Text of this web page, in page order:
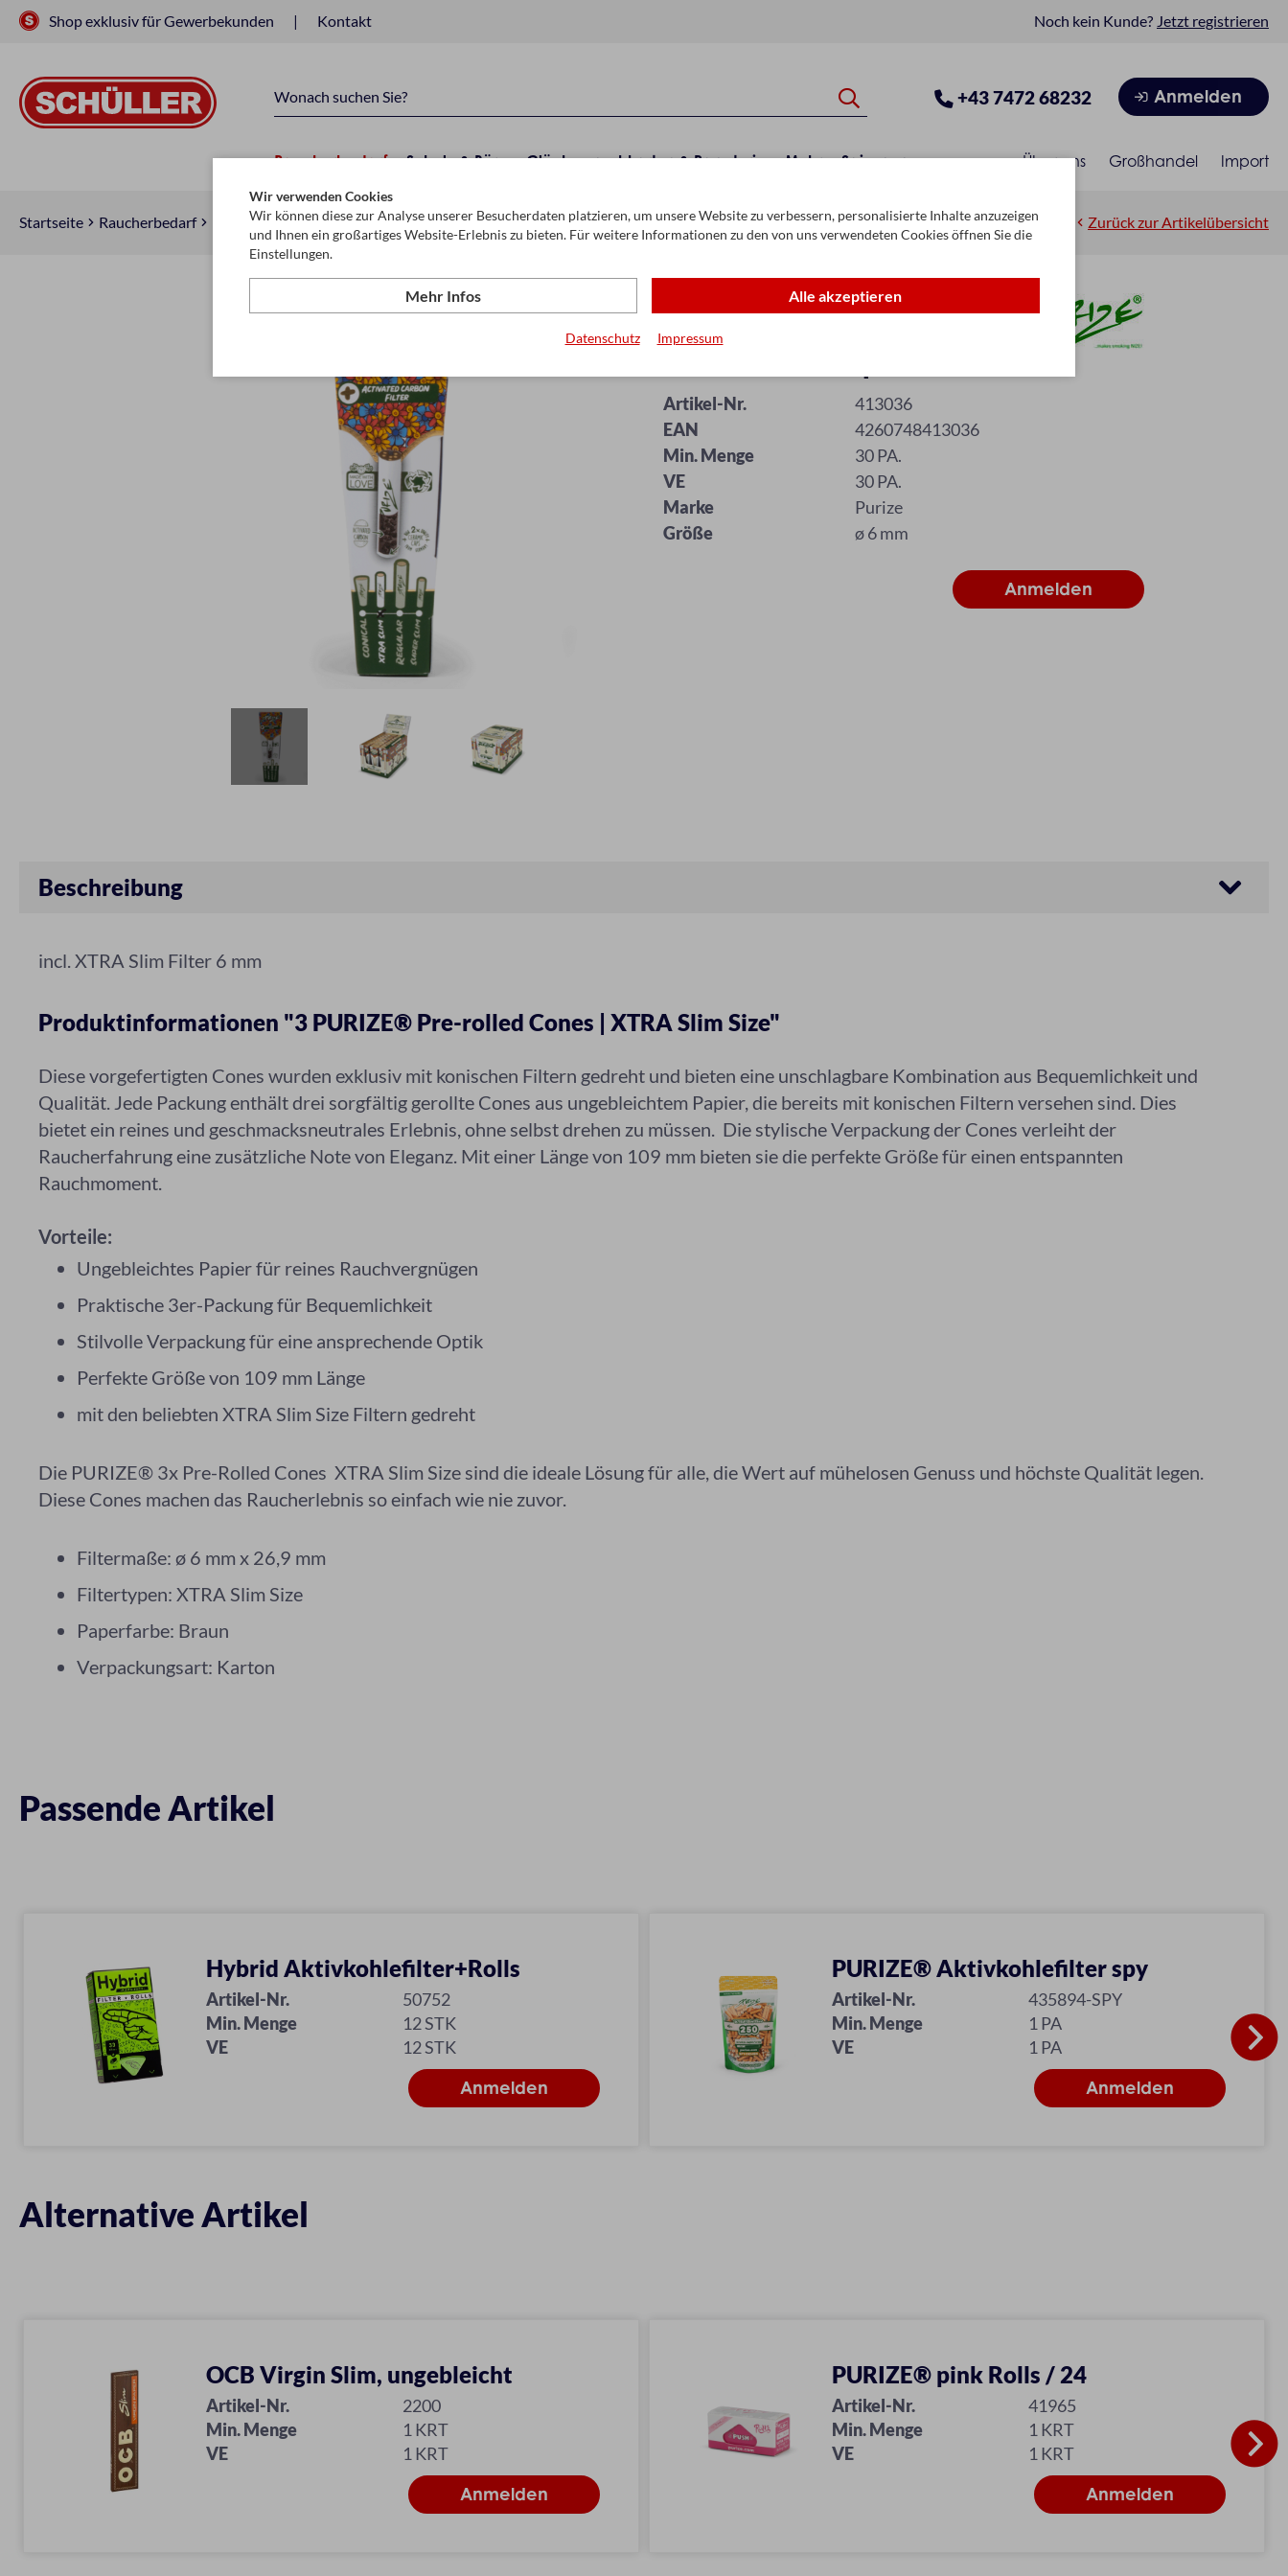
Shop exklusiv für Gewerbekunden Kontakt Noch kein Kunde? Jetzt registrieren
+43 7472 68232 Anmelden
Raucherbedarf Schule & Büro Glückwunschkarten & Papeterie Mehr Saisonen Über uns Großhandel Import
Startseite Raucherbedarf Raucherzubehör Zigarettenfilter Zurück zur Artikelübersicht
Artikel-Nr.
413036
EAN
4260748413036
Min. Menge
30 PA.
VE
30 PA.
Marke
Purize
Größe
ø 6 mm
Beschreibung
incl. XTRA Slim Filter 6 mm
Produktinformationen "3 PURIZE® Pre-rolled Cones | XTRA Slim Size"
Diese vorgefertigten Cones wurden exklusiv mit konischen Filtern gedreht und bieten eine unschlagbare Kombination aus Bequemlichkeit und
Qualität. Jede Packung enthält drei sorgfältig gerollte Cones aus ungebleichtem Papier, die bereits mit konischen Filtern versehen sind. Dies
bietet ein reines und geschmacksneutrales Erlebnis, ohne selbst drehen zu müssen. Die stylische Verpackung der Cones verleiht der
Raucherfahrung eine zusätzliche Note von Eleganz. Mit einer Länge von 109 mm bieten sie die perfekte Größe für einen entspannten
Rauchmoment.
Vorteile:
Ungebleichtes Papier für reines Rauchvergnügen
Praktische 3er-Packung für Bequemlichkeit
Stilvolle Verpackung für eine ansprechende Optik
Perfekte Größe von 109 mm Länge
mit den beliebten XTRA Slim Size Filtern gedreht
Die PURIZE® 3x Pre-Rolled Cones XTRA Slim Size sind die ideale Lösung für alle, die Wert auf mühelosen Genuss und höchste Qualität legen.
Diese Cones machen das Raucherlebnis so einfach wie nie zuvor.
Filtermaße: ø 6 mm x 26,9 mm
Filtertypen: XTRA Slim Size
Paperfarbe: Braun
Verpackungsart: Karton
Passende Artikel
Hybrid Aktivkohlefilter+Rolls
Artikel-Nr.
50752
Min. Menge
12 STK
VE
12 STK
PURIZE® Aktivkohlefilter spy
Artikel-Nr.
435894-SPY
Min. Menge
1 PA
VE
1 PA
Alternative Artikel
OCB Virgin Slim, ungebleicht
Artikel-Nr.
2200
Min. Menge
1 KRT
VE
1 KRT
PURIZE® pink Rolls / 24
Artikel-Nr.
41965
Min. Menge
1 KRT
VE
1 KRT
Wir verwenden Cookies
Wir können diese zur Analyse unserer Besucherdaten platzieren, um unsere Website zu verbessern, personalisierte Inhalte anzuzeigen
und Ihnen ein großartiges Website-Erlebnis zu bieten. Für weitere Informationen zu den von uns verwendeten Cookies öffnen Sie die
Einstellungen.
Mehr Infos Alle akzeptieren
Datenschutz Impressum